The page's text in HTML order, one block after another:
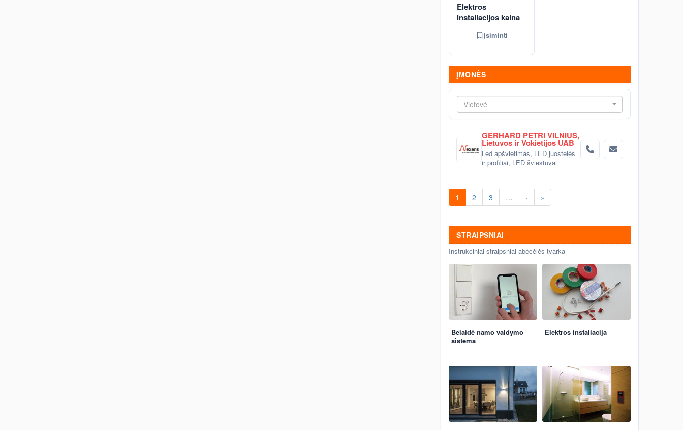
Elektros
instaliacijos kaina
Įsiminti
ĮMONĖS
Vietovė
GERHARD PETRI VILNIUS,
Lietuvos ir Vokietijos UAB
Led apšvietimas, LED juostelės
ir profiliai, LED šviestuvai
1 2 3 … › »
STRAIPSNIAI
Instrukciniai straipsniai abėcėlės tvarka
Belaidė namo valdymo
sistema
Elektros instaliacija